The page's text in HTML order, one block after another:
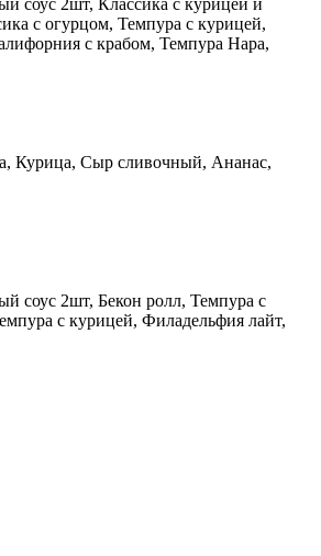
соус 2шт, Классика с курицей и
с огурцом, Темпура с курицей,
с крабом, Темпура Нара,
Курица, Сыр сливочный, Ананас,
соус 2шт, Бекон ролл, Темпура с
с курицей, Филадельфия лайт,